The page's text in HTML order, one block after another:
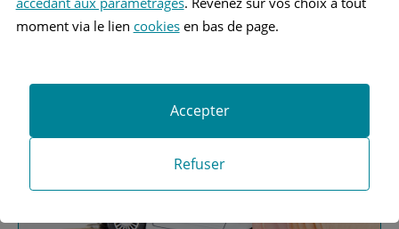
Vous recherchez une
Obtenez vos devis MAAF
moment via le lien cookiesen bas de page.
Refuser
Accepter